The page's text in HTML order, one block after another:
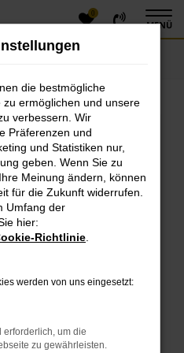
0
MENÜ
Error
aufgetreten.
dir helfen können:
und deine
zum Beispiel deine
verhindern.
einem anderen Browser
Fenster?
die bestmögliche
ermöglichen und unsere
verbessern. Wir
Präferenzen und
und Statistiken nur,
geben. Wenn Sie zu
Meinung ändern, können
für die Zukunft widerrufen.
Umfang der
hier:
Richtlinie
werden von uns eingesetzt:
erforderlich, um die
zu gewährleisten.